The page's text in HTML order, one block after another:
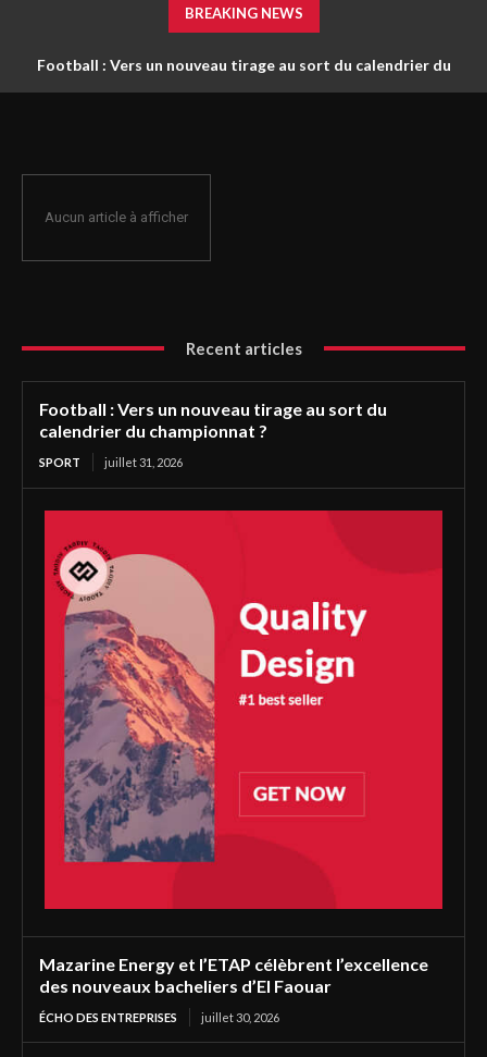
BREAKING NEWS
Football : Vers un nouveau tirage au sort du calendrier du
Aucun article à afficher
Recent articles
Football : Vers un nouveau tirage au sort du
calendrier du championnat ?
SPORT juillet 31, 2026
Mazarine Energy et l’ETAP célèbrent l’excellence
des nouveaux bacheliers d’El Faouar
ÉCHO DES ENTREPRISES juillet 30, 2026